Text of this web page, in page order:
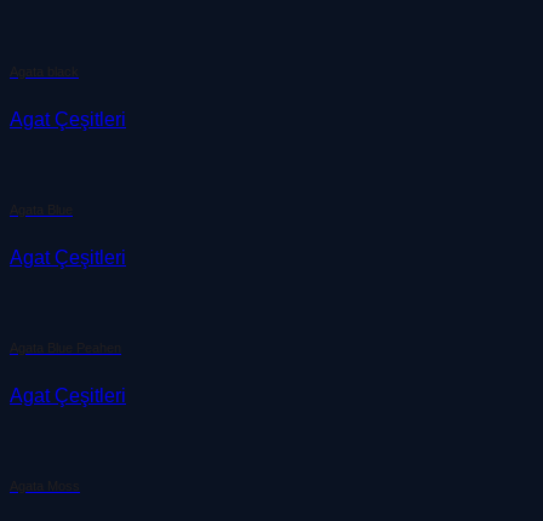
Agata black
Agat Çeşitleri
Agata Blue
Agat Çeşitleri
Agata Blue Peahen
Agat Çeşitleri
Agata Moss